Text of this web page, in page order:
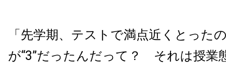
「先学期、テストで満点近くとった
が“3”だったんだって？ それは授業